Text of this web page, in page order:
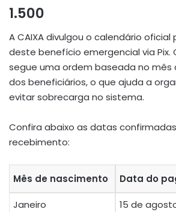
1.500
A CAIXA divulgou o calendário
deste benefício emergencial via Pix.
segue uma ordem baseada no mês
dos beneficiários, o que ajuda a
evitar sobrecarga no sistema.
Confira abaixo as datas
recebimento:
Mês de nascimento Data do
Janeiro
15 de